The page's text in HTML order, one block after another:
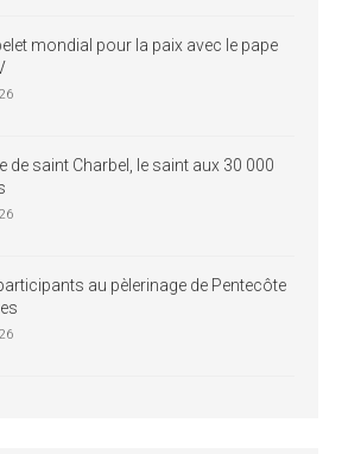
mondial pour la paix avec le pape
de saint Charbel, le saint aux 30 000
au pèlerinage de Pentecôte